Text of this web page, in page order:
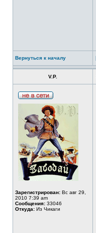
Вернуться к началу
V.P.
Зарегистрирован: Вс авг 29,
2010 7:39 am
Сообщения: 33046
Откуда: Из Чикаги